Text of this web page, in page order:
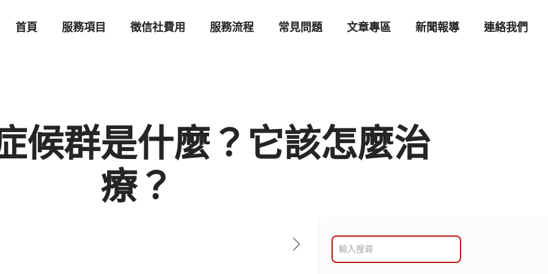
首頁 服務項目 徵信社費用 服務流程 常見問題 文章專區 新聞報導 連絡我們
候群是什麼？它該怎麼治
療？